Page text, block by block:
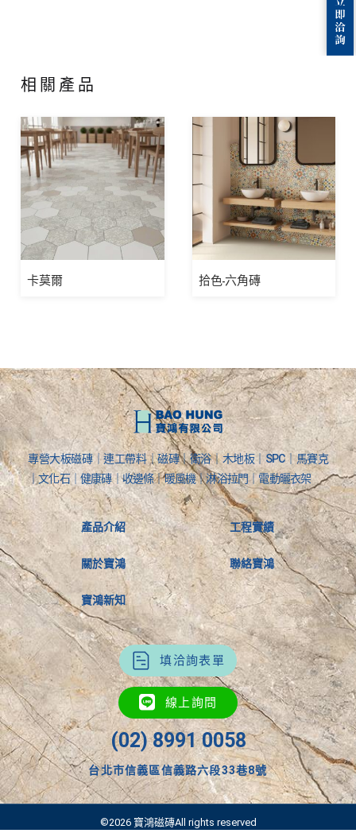
相關產品
卡莫爾 拾色-六角磚
專營大板磁磚｜連工帶料｜磁磚｜衛浴｜木地板｜SPC｜馬賽克
｜文化石｜健康磚｜收邊條｜暖風機｜淋浴拉門｜電動曬衣架
產品介紹
關於寶鴻
寶鴻新知
工程實績
聯絡寶鴻
填洽詢表單
線上詢問
(02) 8991 0058
台北市信義區信義路六段33巷8號
©2026 寶鴻磁磚All rights reserved